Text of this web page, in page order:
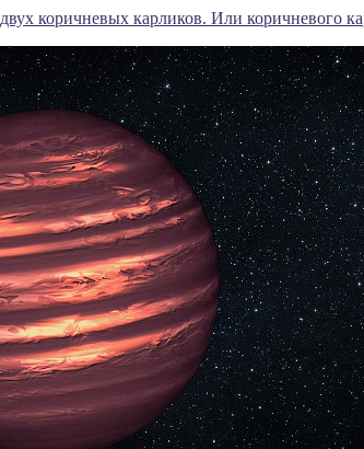
коричневых карликов. Или коричневого